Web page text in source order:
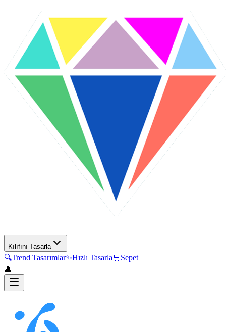
Kılıfını Tasarla
🔍Trend Tasarımlar✨Hızlı Tasarla 🛒 Sepet
👤